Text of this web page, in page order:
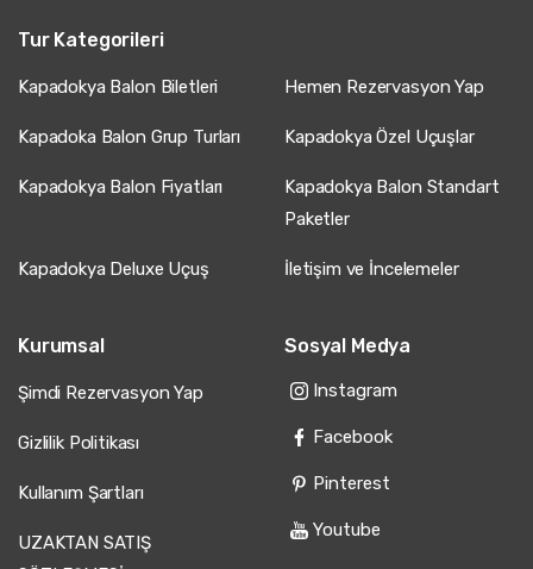
Tur Kategorileri
Kapadokya Balon Biletleri Hemen Rezervasyon Yap
Kapadoka Balon Grup Turları Kapadokya Özel Uçuşlar
Kapadokya Balon Fiyatları
Kapadokya Balon Standart
Paketler
Kapadokya Deluxe Uçuş İletişim ve İncelemeler
Kurumsal
Şimdi Rezervasyon Yap
Gizlilik Politikası
Kullanım Şartları
UZAKTAN SATIŞ
Sosyal Medya
Instagram
Facebook
Pinterest
Youtube